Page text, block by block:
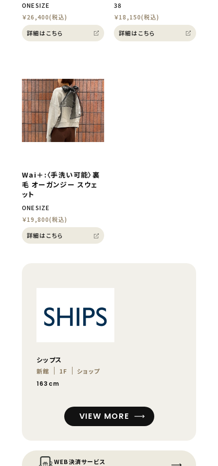
ONESIZE
￥26,400(税込)
詳細はこちら
38
￥18,150(税込)
詳細はこちら
Wai＋:〈手洗い可能〉裏
毛 オーガンジー スウェ
ット
ONESIZE
￥19,800(税込)
詳細はこちら
シップス
新館 1F
ショップ
163cm
VIEW MORE
WEB決済サービス